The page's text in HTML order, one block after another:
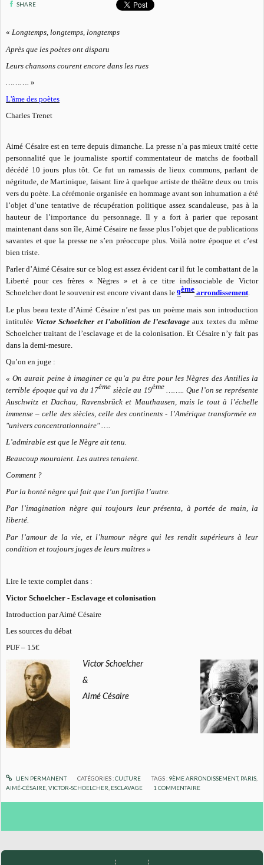
SHARE
«Longtemps, longtemps, longtemps
Après que les poètes ont disparu
Leurs chansons courent encore dans les rues
»
L'âme des poètes
Charles Trenet
Aimé Césaire est en terre depuis dimanche. La presse n’a pas mieux traité cette
personnalité que le journaliste sportif commentateur de matchs de football
décédé 10 jours plus tôt. Ce fut un ramassis de lieux communs, parlant de
négritude, de Martinique, faisant lire à quelque artiste de théâtre deux ou trois
vers du poète. La cérémonie organisée en hommage avant son inhumation a été
l’objet d’une tentative de récupération politique assez scandaleuse, pas à la
hauteur de l’importance du personnage. Il y a fort à parier que reposant
maintenant dans son île, Aimé Césaire ne fasse plus l’objet que de publications
savantes et que la presse ne s’en préoccupe plus. Voilà notre époque et c’est
bien triste.
Parler d’Aimé Césaire sur ce blog est assez évident car il fut le combattant de la
Liberté pour ces frères « Nègres » et à ce titre indissociable de Victor
Schoelcher dont le souvenir est encore vivant dans le9èmearrondissement.
Le plus beau texte d’Aimé Césaire n’est pas un poème mais son introduction
intitulée Victor Schoelcher et l’abolition de l’esclavageaux textes du même
Schoelcher traitant de l’esclavage et de la colonisation. Et Césaire n’y fait pas
dans la demi-mesure.
Qu’on en juge :
« On aurait peine à imaginer ce qu’a pu être pour les Nègres des Antilles la
terrible époque qui va du 17ème siècle au 19ème …….. Que l’on se représente
Auschwitz et Dachau, Ravensbrück et Mauthausen, mais le tout à l’échelle
immense – celle des siècles, celle des continents - l’Amérique transformée en
"univers concentrationnaire" ….
L’admirable est que le Nègre ait tenu.
Beaucoup mouraient. Les autres tenaient.
Comment ?
Par la bonté nègre qui fait que l’un fortifia l’autre.
Par l’imagination nègre qui toujours leur présenta, à portée de main, la
liberté.
Par l’amour de la vie, et l’humour nègre qui les rendit supérieurs à leur
condition et toujours juges de leurs maîtres »
Lire le texte complet dans :
Victor Schoelcher - Esclavage et colonisation
Introduction par Aimé Césaire
Les sources du débat
PUF – 15€
Victor Schoelcher
&
Aimé Césaire
LIEN PERMANENT CATÉGORIES :CULTURE TAGS : 9ÈME ARRONDISSEMENT, PARIS
AIMÉ-CÉSAIRE ,VICTOR-SCHOELCHER ESCLAVAGE 1 COMMENTAIRE